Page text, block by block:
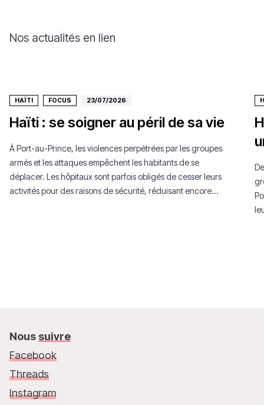
Nos actualités en lien
HAÏTI FOCUS 23/07/2026
Haïti : se soigner au péril de sa vie
À Port-au-Prince, les violences perpétrées par les groupes
armés et les attaques empêchent les habitants de se
déplacer. Les hôpitaux sont parfois obligés de cesser leurs
activités pour des raisons de sécurité, réduisant encore
Nous suivre
Facebook
Threads
Instagram